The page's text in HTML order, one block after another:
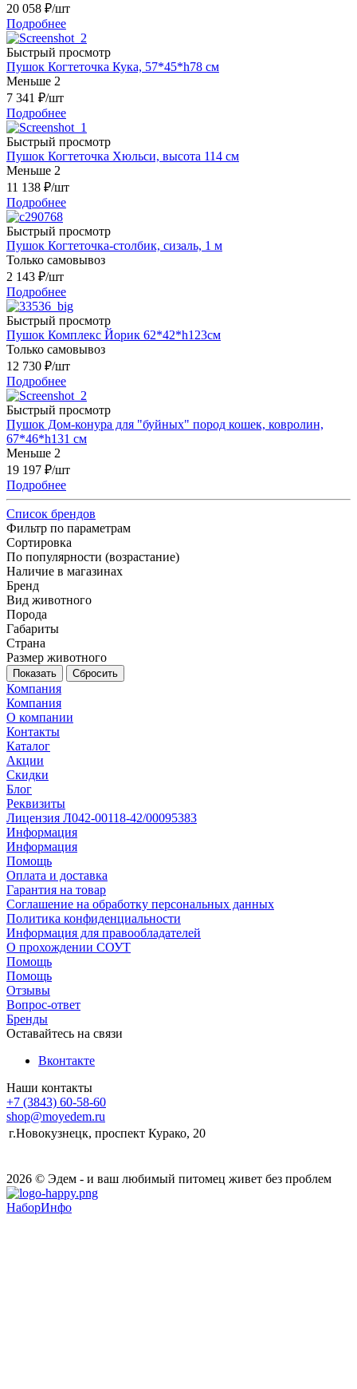
20 058 ₽/шт
Подробнее
Быстрый просмотр
Пушок Когтеточка Кука, 57*45*h78 см
Меньше 2
7 341 ₽/шт
Подробнее
Быстрый просмотр
Пушок Когтеточка Хюльси, высота 114 см
Меньше 2
11 138 ₽/шт
Подробнее
Быстрый просмотр
Пушок Когтеточка-столбик, сизаль, 1 м
Только самовывоз
2 143 ₽/шт
Подробнее
Быстрый просмотр
Пушок Комплекс Йорик 62*42*h123см
Только самовывоз
12 730 ₽/шт
Подробнее
Быстрый просмотр
Пушок Дом-конура для "буйных" пород кошек, ковролин,
67*46*h131 см
Меньше 2
19 197 ₽/шт
Подробнее
Список брендов
Фильтр по параметрам
Сортировка
По популярности (возрастание)
Наличие в магазинах
Бренд
Вид животного
Порода
Габариты
Страна
Размер животного
Сбросить
Компания
Компания
О компании
Контакты
Каталог
Акции
Скидки
Блог
Реквизиты
Лицензия Л042-00118-42/00095383
Информация
Информация
Помощь
Оплата и доставка
Гарантия на товар
Соглашение на обработку персональных данных
Политика конфиденциальности
Информация для правообладателей
О прохождении СОУТ
Помощь
Помощь
Отзывы
Вопрос-ответ
Бренды
Оставайтесь на связи
Вконтакте
Наши контакты
+7 (3843) 60-58-60
shop@moyedem.ru
г.Новокузнецк, проспект Курако, 20
2026 © Эдем - и ваш любимый питомец живет без проблем
НаборИнфо